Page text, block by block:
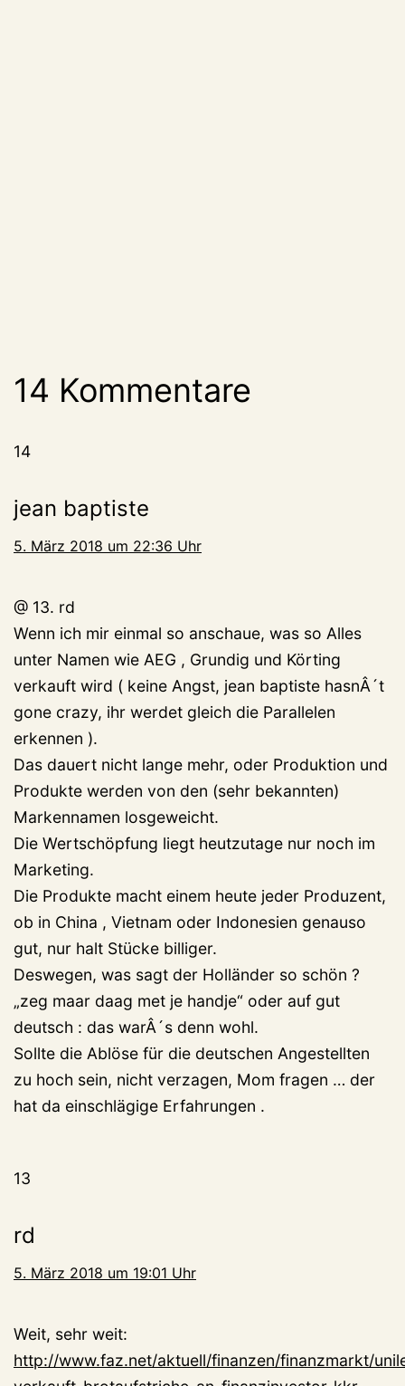
14 Kommentare
14
jean baptiste
5. März 2018 um 22:36 Uhr
@ 13. rd
Wenn ich mir einmal so anschaue, was so Alles
unter Namen wie AEG , Grundig und Körting
verkauft wird ( keine Angst, jean baptiste hasnÂ´t
gone crazy, ihr werdet gleich die Parallelen
erkennen ).
Das dauert nicht lange mehr, oder Produktion und
Produkte werden von den (sehr bekannten)
Markennamen losgeweicht.
Die Wertschöpfung liegt heutzutage nur noch im
Marketing.
Die Produkte macht einem heute jeder Produzent,
ob in China , Vietnam oder Indonesien genauso
gut, nur halt Stücke billiger.
Deswegen, was sagt der Holländer so schön ?
„zeg maar daag met je handje“ oder auf gut
deutsch : das warÂ´s denn wohl.
Sollte die Ablöse für die deutschen Angestellten
zu hoch sein, nicht verzagen, Mom fragen … der
hat da einschlägige Erfahrungen .
13
rd
5. März 2018 um 19:01 Uhr
Weit, sehr weit:
http://www.faz.net/aktuell/finanzen/finanzmarkt/